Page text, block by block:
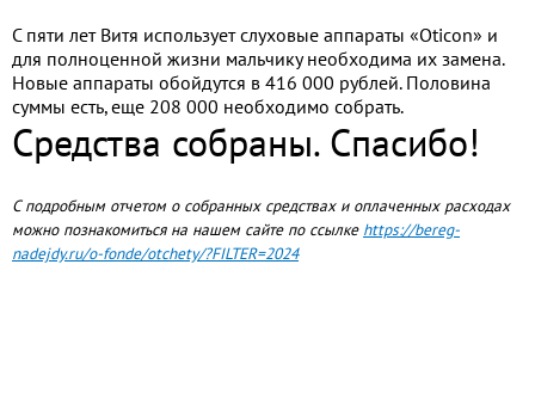
С пяти лет Витя использует слуховые аппараты «Oticon» и
для полноценной жизни мальчику необходима их замена.
Новые аппараты обойдутся в 416 000 рублей. Половина
суммы есть, еще 208 000 необходимо собрать.
Средства собраны. Спасибо!
С подробным отчетом о собранных средствах и оплаченных расходах
можно познакомиться на нашем сайте по ссылке https://bereg-
nadejdy.ru/o-fonde/otchety/?FILTER=2024